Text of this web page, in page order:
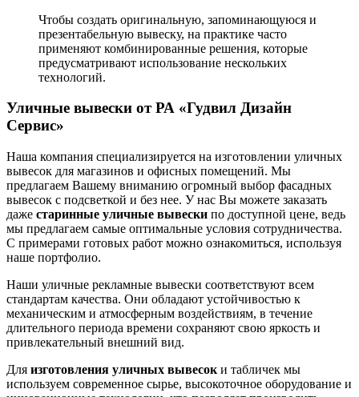
Чтобы создать оригинальную, запоминающуюся и
презентабельную вывеску, на практике часто
применяют комбинированные решения, которые
предусматривают использование нескольких
технологий.
Уличные вывески от РА «Гудвил Дизайн
Сервис»
Наша компания специализируется на изготовлении уличных
вывесок для магазинов и офисных помещений. Мы
предлагаем Вашему вниманию огромный выбор фасадных
вывесок с подсветкой и без нее. У нас Вы можете заказать
даже старинные уличные вывески по доступной цене, ведь
мы предлагаем самые оптимальные условия сотрудничества.
С примерами готовых работ можно ознакомиться, используя
наше портфолио.
Наши уличные рекламные вывески соответствуют всем
стандартам качества. Они обладают устойчивостью к
механическим и атмосферным воздействиям, в течение
длительного периода времени сохраняют свою яркость и
привлекательный внешний вид.
Для изготовления уличных вывесок и табличек мы
используем современное сырье, высокоточное оборудование и